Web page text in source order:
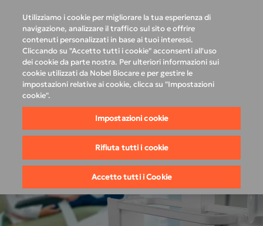
menuPRODOTTI
Prodotti
Imaging Intraorale
Scansione Intraorale
Imaging Extraorale
Software
SUPPORTO
L'AZIENDA
PROGRAMMA DI GARANZIA DI 10 ANNI SU CBCT
menuRichiedi una Demo
Acquistare ora
Contattaci
Utilizziamo i cookie per migliorare la tua esperienza di
navigazione, analizzare il traffico sul sito e offrire
contenuti personalizzati in base ai tuoi interessi.
Cliccando su "Accetto tutti i cookie" acconsenti all'uso
dei cookie da parte nostra. Per ulteriori informazioni sui
cookie utilizzati da Nobel Biocare e per gestire le
impostazioni relative ai cookie, clicca su "Impostazioni
cookie".
Impostazioni cookie
Rifiuta tutti i cookie
Accetto tutti i Cookie